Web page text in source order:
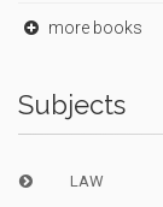
more books
Subjects
LAW